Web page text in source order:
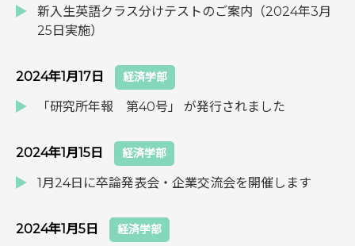
新入生英語クラス分けテストのご案内（2024年3月
25日実施）
2024年1月17日 経済学部
「研究所年報 第40号」 が発行されました
2024年1月15日 経済学部
1月24日に卒論発表会・企業交流会を開催します
2024年1月5日 経済学部